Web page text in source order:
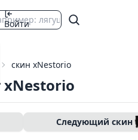
Войти
скин xNestorio
Следующий скин